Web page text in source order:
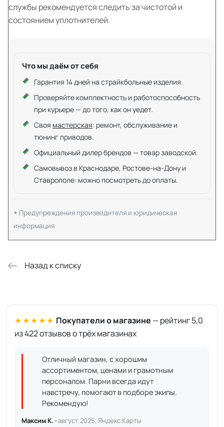
службы рекомендуется следить за чистотой и
состоянием уплотнителей.
Что мы даём от себя
Гарантия 14 дней на страйкбольные изделия.
Проверяйте комплектность и работоспособность
при курьере — до того, как он уедет.
Своя мастерская: ремонт, обслуживание и
тюнинг приводов.
Официальный дилер брендов — товар заводской.
Самовывоз в Краснодаре, Ростове-на-Дону и
Ставрополе: можно посмотреть до оплаты.
Предупреждения производителя и юридическая
информация
Назад к списку
★★★★★ Покупатели о магазине — рейтинг 5,0
из 422 отзывов о трёх магазинах
Отличный магазин, с хорошим
ассортиментом, ценами и грамотным
персоналом. Парни всегда идут
навстречу, помогают в подборе экипы.
Рекомендую!
Максим К. ·август 2025, Яндекс.Карты